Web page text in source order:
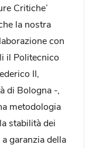
Critiche’
la nostra
con
il Politecnico
II,
di Bologna -,
metodologia
stabilità dei
garanzia della